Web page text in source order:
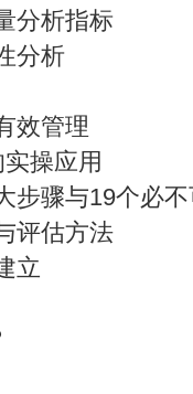
分析指标
分析
效管理
操应用
步骤与19个必
评估方法
立